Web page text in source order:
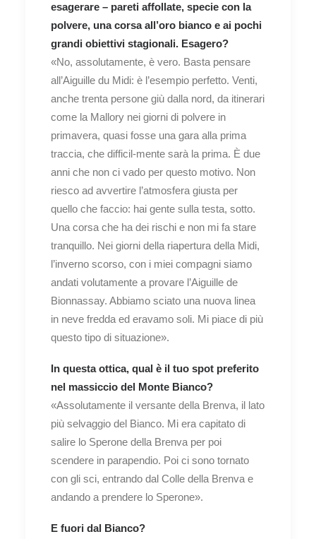
esagerare – pareti affollate, specie con la
polvere, una corsa all’oro bianco e ai pochi
grandi obiettivi stagionali. Esagero?
«No, assolutamente, è vero. Basta pensare
all’Aiguille du Midi: è l’esempio perfetto. Venti,
anche trenta persone giù dalla nord, da itinerari
come la Mallory nei giorni di polvere in
primavera, quasi fosse una gara alla prima
traccia, che difficil-mente sarà la prima. È due
anni che non ci vado per questo motivo. Non
riesco ad avvertire l’atmosfera giusta per
quello che faccio: hai gente sulla testa, sotto.
Una corsa che ha dei rischi e non mi fa stare
tranquillo. Nei giorni della riapertura della Midi,
l’inverno scorso, con i miei compagni siamo
andati volutamente a provare l’Aiguille de
Bionnassay. Abbiamo sciato una nuova linea
in neve fredda ed eravamo soli. Mi piace di più
questo tipo di situazione».
In questa ottica, qual è il tuo spot preferito
nel massiccio del Monte Bianco?
«Assolutamente il versante della Brenva, il lato
più selvaggio del Bianco. Mi era capitato di
salire lo Sperone della Brenva per poi
scendere in parapendio. Poi ci sono tornato
con gli sci, entrando dal Colle della Brenva e
andando a prendere lo Sperone».
E fuori dal Bianco?